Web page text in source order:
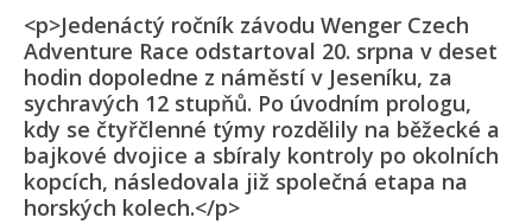
<p>Jedenáctý ročník závodu Wenger Czech
Adventure Race odstartoval 20. srpna v deset
hodin dopoledne z náměstí v Jeseníku, za
sychravých 12 stupňů. Po úvodním prologu,
kdy se čtyřčlenné týmy rozdělily na běžecké a
bajkové dvojice a sbíraly kontroly po okolních
kopcích, následovala již společná etapa na
horských kolech.</p>